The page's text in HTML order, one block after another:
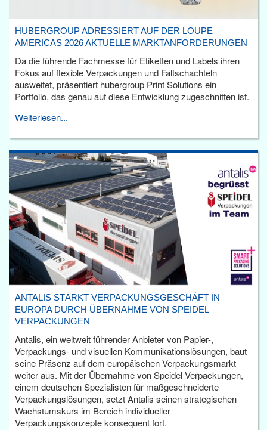
HUBERGROUP ADRESSIERT AUF DER LOUPE
AMERICAS 2026 AKTUELLE MARKTANFORDERUNGEN
Da die führende Fachmesse für Etiketten und Labels ihren
Fokus auf flexible Verpackungen und Faltschachteln
ausweitet, präsentiert hubergroup Print Solutions ein
Portfolio, das genau auf diese Entwicklung zugeschnitten ist.
Weiterlesen...
ANTALIS STÄRKT VERPACKUNGSGESCHÄFT IN
EUROPA DURCH ÜBERNAHME VON SPEIDEL
VERPACKUNGEN
Antalis, ein weltweit führender Anbieter von Papier-,
Verpackungs- und visuellen Kommunikationslösungen, baut
seine Präsenz auf dem europäischen Verpackungsmarkt
weiter aus. Mit der Übernahme von Speidel Verpackungen,
einem deutschen Spezialisten für maßgeschneiderte
Verpackungslösungen, setzt Antalis seinen strategischen
Wachstumskurs im Bereich individueller
Verpackungskonzepte konsequent fort.